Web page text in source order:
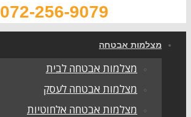
072-256-9079
מצלמות אבטחה
מצלמות אבטחה לבית
מצלמות אבטחה לעסק
מצלמות אבטחה אלחוטיות